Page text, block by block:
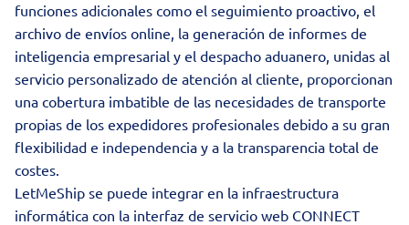
funciones adicionales como el seguimiento proactivo, el
archivo de envíos online, la generación de informes de
inteligencia empresarial y el despacho aduanero, unidas al
servicio personalizado de atención al cliente, proporcionan
una cobertura imbatible de las necesidades de transporte
propias de los expedidores profesionales debido a su gran
flexibilidad e independencia y a la transparencia total de
costes.
LetMeShip se puede integrar en la infraestructura
informática con la interfaz de servicio web CONNECT